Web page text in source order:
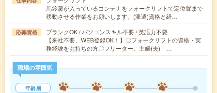
馬鈴薯が入っているコンテナをフォークリフトで定位置まで
移動させる作業をお願いします。(派遣)資格と経…
応募資格
ブランクOK / パソコンスキル不要 / 英語力不要
【来社不要、WEB登録OK！】〇フォークリフトの資格・実
務経験をお持ちの方〇フリーター、主婦(夫) …
職場の雰囲気
年齢層